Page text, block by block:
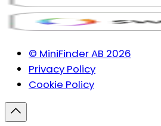
© MiniFinder AB 2026
Privacy Policy
Cookie Policy